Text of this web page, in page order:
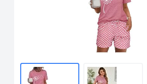
Sleepshirt für Sommer Rosa